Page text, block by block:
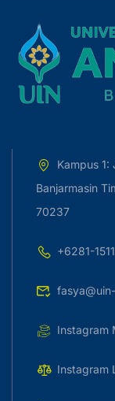
Kampus 1:
Banjarmasin
70237
+6281-
Instagram
Instagram